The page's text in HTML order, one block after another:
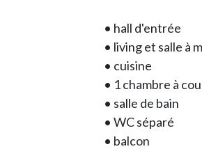
• hall d'entrée
• living et salle à
• cuisine
• 1 chambre à
• salle de bain
• WC séparé
• balcon